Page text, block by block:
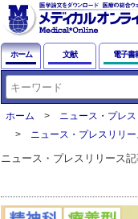
ホーム 文献 電子書
ホーム
ニュース・プレ
ニュース・プレスリリ
ニュース・プレスリリース